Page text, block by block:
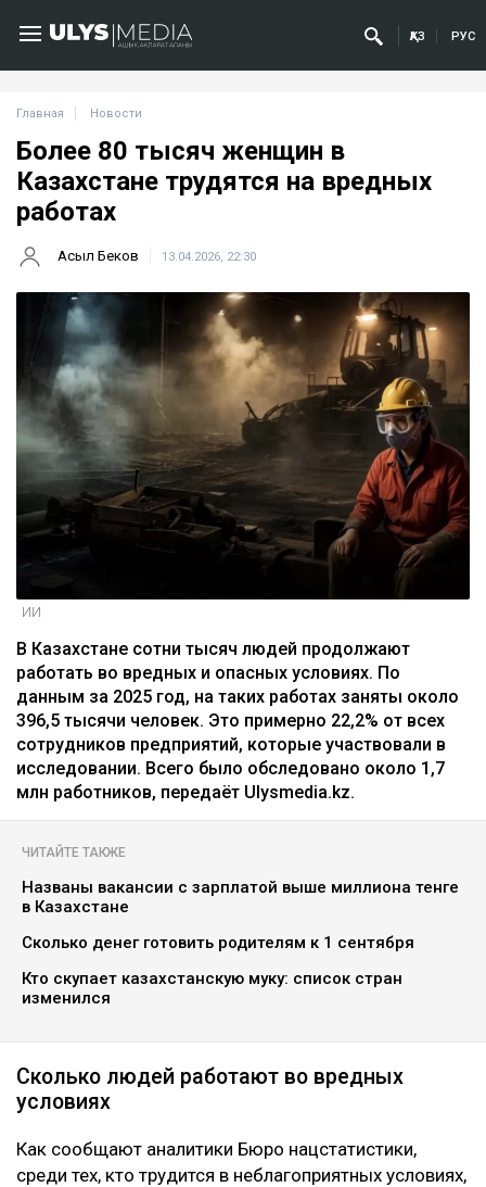
ҚАЗ РУС
Главная Новости
Более 80 тысяч женщин в
Казахстане трудятся на вредных
работах
Асыл Беков 13.04.2026, 22:30
ИИ
В Казахстане сотни тысяч людей продолжают
работать во вредных и опасных условиях. По
данным за 2025 год, на таких работах заняты около
396,5 тысячи человек. Это примерно 22,2% от всех
сотрудников предприятий, которые участвовали в
исследовании. Всего было обследовано около 1,7
млн работников, передаёт Ulysmedia.kz.
ЧИТАЙТЕ ТАКЖЕ
Названы вакансии с зарплатой выше миллиона тенге
в Казахстане
Сколько денег готовить родителям к 1 сентября
Кто скупает казахстанскую муку: список стран
изменился
Сколько людей работают во вредных
условиях
Как сообщают аналитики Бюро нацстатистики,
среди тех, кто трудится в неблагоприятных условиях,